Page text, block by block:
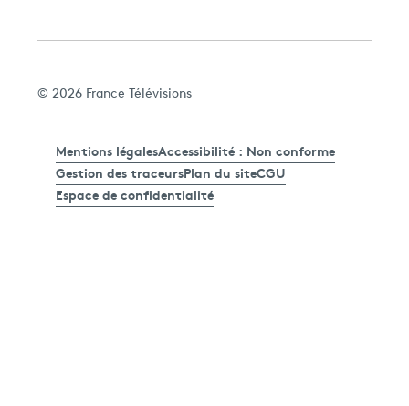
© 2026 France Télévisions
Mentions légalesAccessibilité : Non conforme
Gestion des traceursPlan du siteCGU
Espace de confidentialité